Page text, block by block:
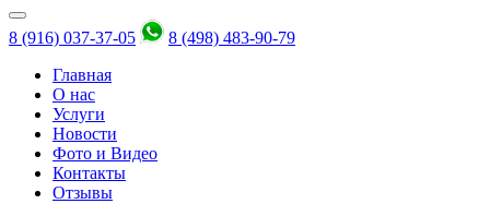
8 (916) 037-37-05
8 (498) 483-90-79
Главная
О нас
Услуги
Новости
Фото и Видео
Контакты
Отзывы